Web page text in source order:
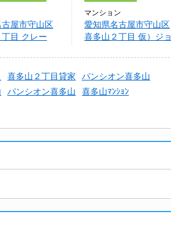
屋市守山区
目 クレー
マンション
愛知県名古屋市守山区
喜多山２丁目 仮）ジョ
喜多山２丁目貸家
パンシオン喜多山
パンシオン喜多山
喜多山ﾏﾝｼｮﾝ